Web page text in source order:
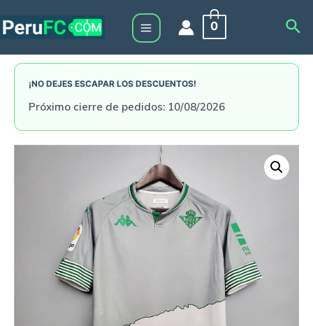
to
Main
Menu
0
¡NO DEJES ESCAPAR LOS DESCUENTOS!
Próximo cierre de pedidos: 10/08/2026